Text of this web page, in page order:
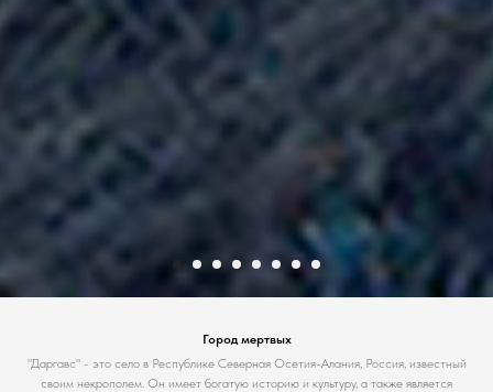
Город мертвых
"Даргавс" - это село в Республике Северная Осетия-Алания, Россия, известный
своим некрополем. Он имеет богатую историю и культуру, а также является